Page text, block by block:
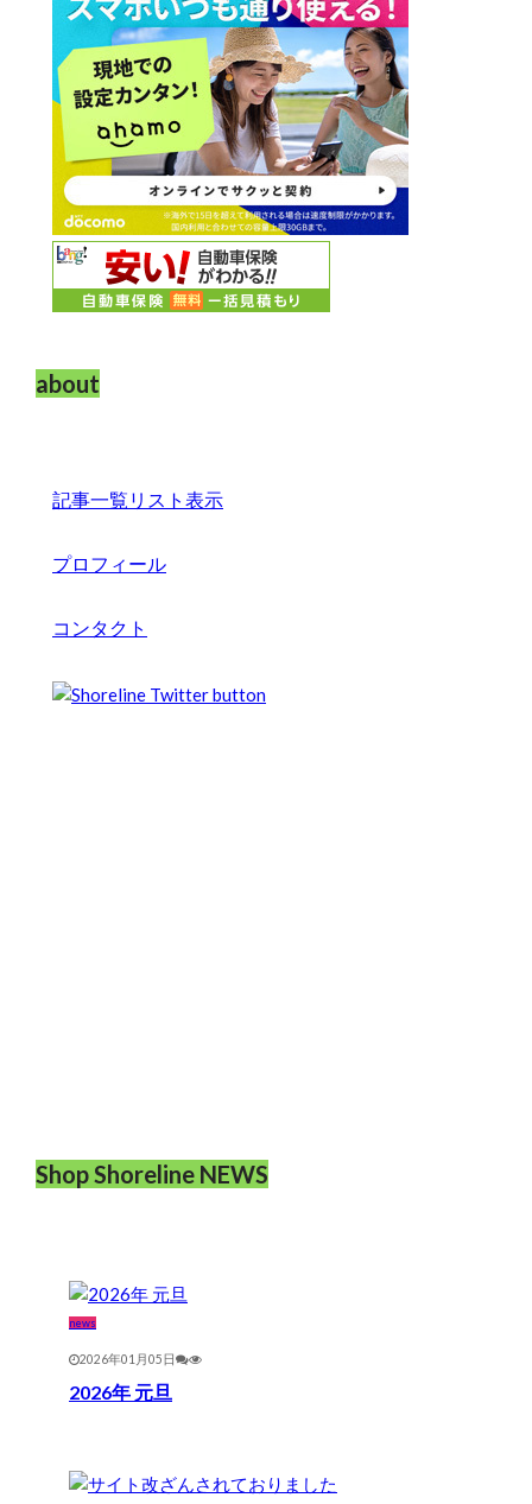
about
記事一覧リスト表示
プロフィール
コンタクト
Shop Shoreline NEWS
news
2026年01月05日
2026年 元旦